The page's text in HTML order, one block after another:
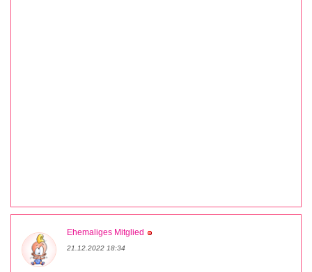
Ehemaliges Mitglied
21.12.2022 18:34